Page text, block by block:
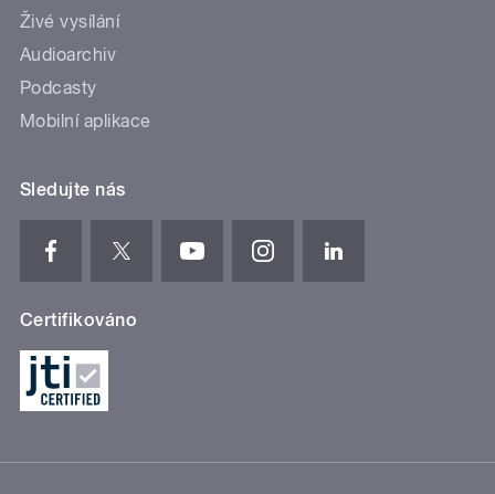
Živé vysílání
Audioarchiv
Podcasty
Mobilní aplikace
Sledujte nás
Certifikováno